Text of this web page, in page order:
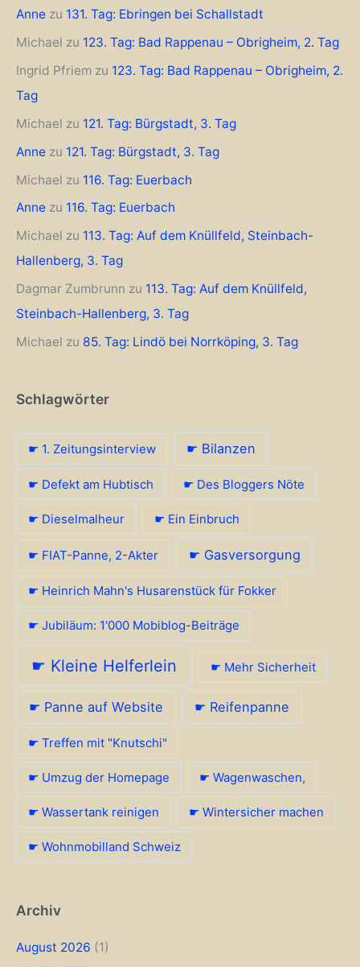
Anne zu 131. Tag: Ebringen bei Schallstadt
Michael zu 123. Tag: Bad Rappenau – Obrigheim, 2. Tag
Ingrid Pfriem zu 123. Tag: Bad Rappenau – Obrigheim, 2.
Tag
Michael zu 121. Tag: Bürgstadt, 3. Tag
Anne zu 121. Tag: Bürgstadt, 3. Tag
Michael zu 116. Tag: Euerbach
Anne zu 116. Tag: Euerbach
Michael zu 113. Tag: Auf dem Knüllfeld, Steinbach-
Hallenberg, 3. Tag
Dagmar Zumbrunn zu 113. Tag: Auf dem Knüllfeld,
Steinbach-Hallenberg, 3. Tag
Michael zu 85. Tag: Lindö bei Norrköping, 3. Tag
Schlagwörter
☛ 1. Zeitungsinterview ☛ Bilanzen
☛ Defekt am Hubtisch ☛ Des Bloggers Nöte
☛ Dieselmalheur ☛ Ein Einbruch
☛ FIAT-Panne, 2-Akter ☛ Gasversorgung
☛ Heinrich Mahn's Husarenstück für Fokker
☛ Jubiläum: 1'000 Mobiblog-Beiträge
☛ Kleine Helferlein ☛ Mehr Sicherheit
☛ Panne auf Website ☛ Reifenpanne
☛ Treffen mit "Knutschi"
☛ Umzug der Homepage ☛ Wagenwaschen,
☛ Wassertank reinigen ☛ Wintersicher machen
☛ Wohnmobilland Schweiz
Archiv
August 2026 (1)